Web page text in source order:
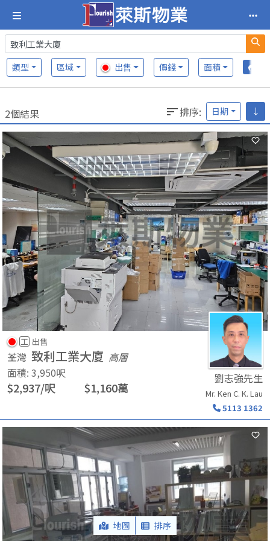
類型 區域 出售 價錢 面積
2個結果 排序: 日期 ↓
工 出售
荃灣 致利工業大廈 高層
面積: 3,950呎
$2,937/呎 $1,160萬
劉志強先生
Mr. Ken C. K. Lau
5113 1362
地圖 排序